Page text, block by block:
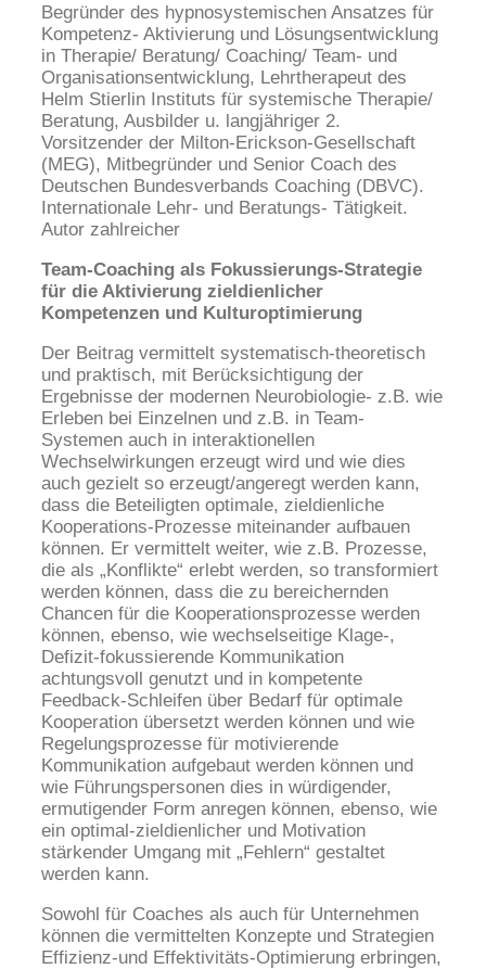
Begründer des hypnosystemischen Ansatzes für
Kompetenz- Aktivierung und Lösungsentwicklung
in Therapie/ Beratung/ Coaching/ Team- und
Organisationsentwicklung, Lehrtherapeut des
Helm Stierlin Instituts für systemische Therapie/
Beratung, Ausbilder u. langjähriger 2.
Vorsitzender der Milton-Erickson-Gesellschaft
(MEG), Mitbegründer und Senior Coach des
Deutschen Bundesverbands Coaching (DBVC).
Internationale Lehr- und Beratungs- Tätigkeit.
Autor zahlreicher
Team-Coaching als Fokussierungs-Strategie
für die Aktivierung zieldienlicher
Kompetenzen und Kulturoptimierung
Der Beitrag vermittelt systematisch-theoretisch
und praktisch, mit Berücksichtigung der
Ergebnisse der modernen Neurobiologie- z.B. wie
Erleben bei Einzelnen und z.B. in Team-
Systemen auch in interaktionellen
Wechselwirkungen erzeugt wird und wie dies
auch gezielt so erzeugt/angeregt werden kann,
dass die Beteiligten optimale, zieldienliche
Kooperations-Prozesse miteinander aufbauen
können. Er vermittelt weiter, wie z.B. Prozesse,
die als „Konflikte“ erlebt werden, so transformiert
werden können, dass die zu bereichernden
Chancen für die Kooperationsprozesse werden
können, ebenso, wie wechselseitige Klage-,
Defizit-fokussierende Kommunikation
achtungsvoll genutzt und in kompetente
Feedback-Schleifen über Bedarf für optimale
Kooperation übersetzt werden können und wie
Regelungsprozesse für motivierende
Kommunikation aufgebaut werden können und
wie Führungspersonen dies in würdigender,
ermutigender Form anregen können, ebenso, wie
ein optimal-zieldienlicher und Motivation
stärkender Umgang mit „Fehlern“ gestaltet
werden kann.
Sowohl für Coaches als auch für Unternehmen
können die vermittelten Konzepte und Strategien
Effizienz-und Effektivitäts-Optimierung erbringen,